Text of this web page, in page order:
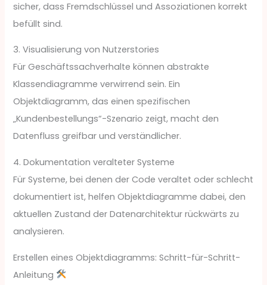
sicher, dass Fremdschlüssel und Assoziationen korrekt
befüllt sind.
3. Visualisierung von Nutzerstories
Für Geschäftssachverhalte können abstrakte
Klassendiagramme verwirrend sein. Ein
Objektdiagramm, das einen spezifischen
„Kundenbestellungs“-Szenario zeigt, macht den
Datenfluss greifbar und verständlicher.
4. Dokumentation veralteter Systeme
Für Systeme, bei denen der Code veraltet oder schlecht
dokumentiert ist, helfen Objektdiagramme dabei, den
aktuellen Zustand der Datenarchitektur rückwärts zu
analysieren.
Erstellen eines Objektdiagramms: Schritt-für-Schritt-
Anleitung